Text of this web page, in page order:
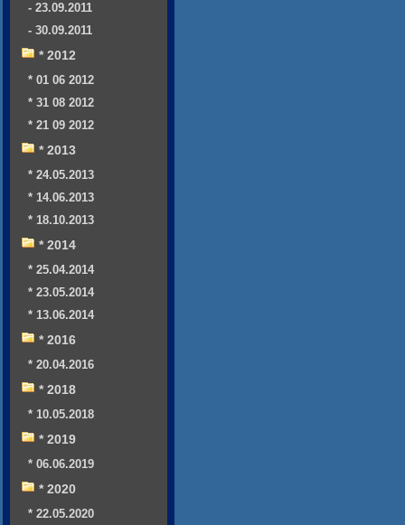
- 23.09.2011
- 30.09.2011
* 2012
* 01 06 2012
* 31 08 2012
* 21 09 2012
* 2013
* 24.05.2013
* 14.06.2013
* 18.10.2013
* 2014
* 25.04.2014
* 23.05.2014
* 13.06.2014
* 2016
* 20.04.2016
* 2018
* 10.05.2018
* 2019
* 06.06.2019
* 2020
* 22.05.2020